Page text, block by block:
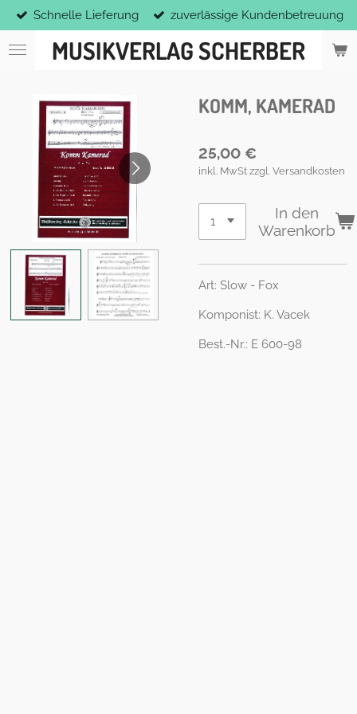
Zum
Hauptinhalt
springenMUSIKVERLAG SCHERBER
Schnelle Lieferung zuverlässige Kundenbetreuung
KOMM, KAMERAD
25,00 €
inkl. MwSt zzgl. Versandkosten
In den
Warenkorb
Art: Slow - Fox
Komponist: K. Vacek
Best.-Nr.: E 600-98